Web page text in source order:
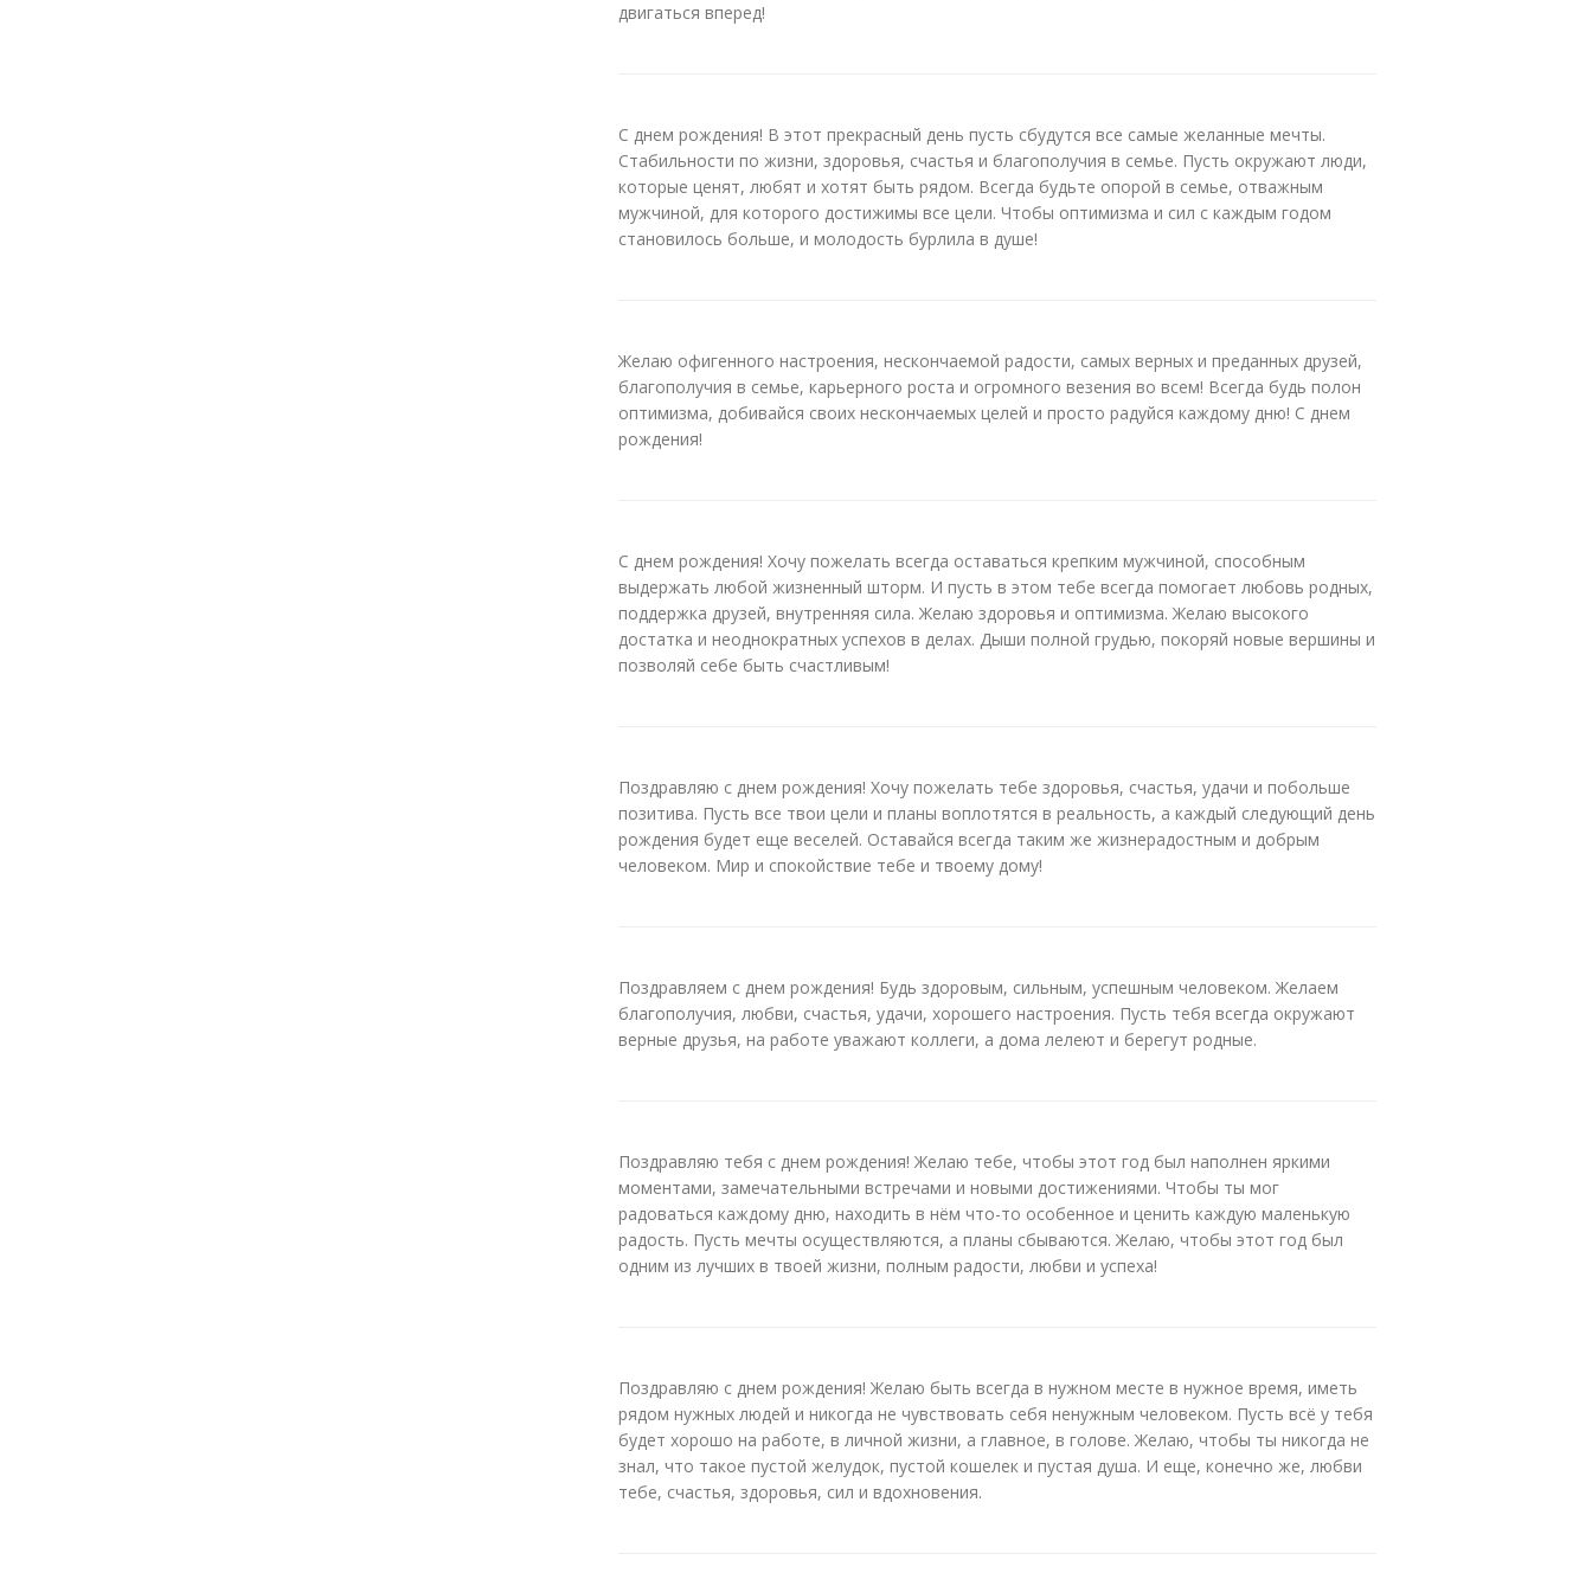
двигаться вперед!
С днем рождения! В этот прекрасный день пусть сбудутся все самые желанные мечты.
Стабильности по жизни, здоровья, счастья и благополучия в семье. Пусть окружают люди,
которые ценят, любят и хотят быть рядом. Всегда будьте опорой в семье, отважным
мужчиной, для которого достижимы все цели. Чтобы оптимизма и сил с каждым годом
становилось больше, и молодость бурлила в душе!
Желаю офигенного настроения, нескончаемой радости, самых верных и преданных друзей,
благополучия в семье, карьерного роста и огромного везения во всем! Всегда будь полон
оптимизма, добивайся своих нескончаемых целей и просто радуйся каждому дню! С днем
рождения!
С днем рождения! Хочу пожелать всегда оставаться крепким мужчиной, способным
выдержать любой жизненный шторм. И пусть в этом тебе всегда помогает любовь родных,
поддержка друзей, внутренняя сила. Желаю здоровья и оптимизма. Желаю высокого
достатка и неоднократных успехов в делах. Дыши полной грудью, покоряй новые вершины и
позволяй себе быть счастливым!
Поздравляю с днем рождения! Хочу пожелать тебе здоровья, счастья, удачи и побольше
позитива. Пусть все твои цели и планы воплотятся в реальность, а каждый следующий день
рождения будет еще веселей. Оставайся всегда таким же жизнерадостным и добрым
человеком. Мир и спокойствие тебе и твоему дому!
Поздравляем с днем рождения! Будь здоровым, сильным, успешным человеком. Желаем
благополучия, любви, счастья, удачи, хорошего настроения. Пусть тебя всегда окружают
верные друзья, на работе уважают коллеги, а дома лелеют и берегут родные.
Поздравляю тебя с днем рождения! Желаю тебе, чтобы этот год был наполнен яркими
моментами, замечательными встречами и новыми достижениями. Чтобы ты мог
радоваться каждому дню, находить в нём что-то особенное и ценить каждую маленькую
радость. Пусть мечты осуществляются, а планы сбываются. Желаю, чтобы этот год был
одним из лучших в твоей жизни, полным радости, любви и успеха!
Поздравляю с днем рождения! Желаю быть всегда в нужном месте в нужное время, иметь
рядом нужных людей и никогда не чувствовать себя ненужным человеком. Пусть всё у тебя
будет хорошо на работе, в личной жизни, а главное, в голове. Желаю, чтобы ты никогда не
знал, что такое пустой желудок, пустой кошелек и пустая душа. И еще, конечно же, любви
тебе, счастья, здоровья, сил и вдохновения.